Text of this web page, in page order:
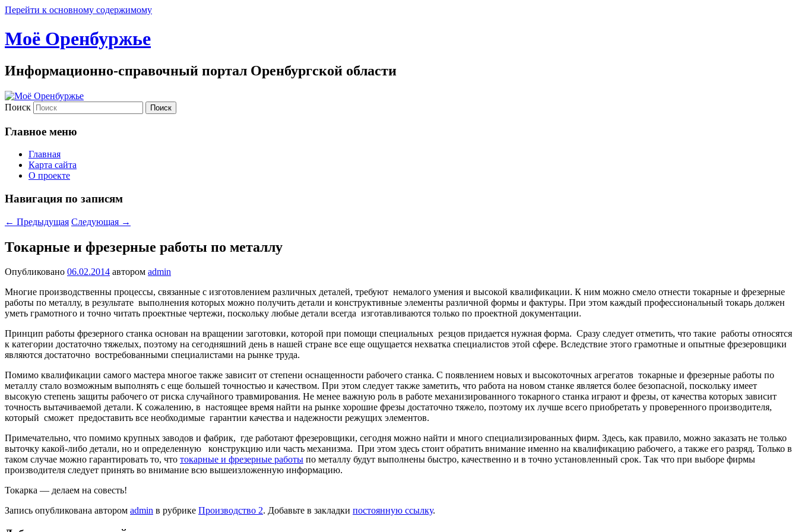
Перейти к основному содержимому
Моё Оренбуржье
Информационно-справочный портал Оренбургской области
Поиск
Главное меню
Главная
Карта сайта
О проекте
Навигация по записям
← Предыдущая Следующая →
Токарные и фрезерные работы по металлу
Опубликовано 06.02.2014 автором admin
Многие производственны процессы, связанные с изготовлением различных деталей, требуют немалого умения и высокой квалификации. К ним можно смело отнести токарные и фрезерные
работы по металлу, в результате выполнения которых можно получить детали и конструктивные элементы различной формы и фактуры. При этом каждый профессиональный токарь должен
уметь грамотного и точно читать проектные чертежи, поскольку любые детали всегда изготавливаются только по проектной документации.
Принцип работы фрезерного станка основан на вращении заготовки, которой при помощи специальных резцов придается нужная форма. Сразу следует отметить, что такие работы относятся
к категории достаточно тяжелых, поэтому на сегодняшний день в нашей стране все еще ощущается нехватка специалистов этой сфере. Вследствие этого грамотные и опытные фрезеровщики
являются достаточно востребованными специалистами на рынке труда.
Помимо квалификации самого мастера многое также зависит от степени оснащенности рабочего станка. С появлением новых и высокоточных агрегатов токарные и фрезерные работы по
металлу стало возможным выполнять с еще большей точностью и качеством. При этом следует также заметить, что работа на новом станке является более безопасной, поскольку имеет
высокую степень защиты рабочего от риска случайного травмирования. Не менее важную роль в работе механизированного токарного станка играют и фрезы, от качества которых зависит
точность вытачиваемой детали. К сожалению, в настоящее время найти на рынке хорошие фрезы достаточно тяжело, поэтому их лучше всего приобретать у проверенного производителя,
который сможет предоставить все необходимые гарантии качества и надежности режущих элементов.
Примечательно, что помимо крупных заводов и фабрик, где работают фрезеровщики, сегодня можно найти и много специализированных фирм. Здесь, как правило, можно заказать не только
выточку какой-либо детали, но и определенную конструкцию или часть механизма. При этом здесь стоит обратить внимание именно на квалификацию рабочего, а также его разряд. Только в
таком случае можно гарантировать то, что токарные и фрезерные работы по металлу будут выполнены быстро, качественно и в точно установленный срок. Так что при выборе фирмы
производителя следует принять во внимание всю вышеизложенную информацию.
Токарка — делаем на совесть!
Запись опубликована автором admin в рубрике Производство 2. Добавьте в закладки постоянную ссылку.